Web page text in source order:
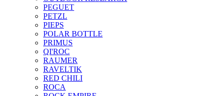
PEGUET
PETZL
PIEPS
POLAR BOTTLE
PRIMUS
QI'ROC
RAUMER
RAVELTIK
RED CHILI
ROCA